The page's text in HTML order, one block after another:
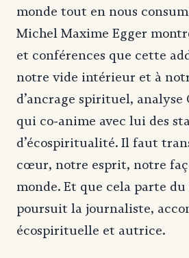
monde tout en nous
Michel Maxime Egger
et conférences que cette
notre vide intérieur et à
d’ancrage spirituel,
qui co-anime avec lui des
d’écospiritualité. Il faut
cœur, notre esprit, notre
monde. Et que cela parte
poursuit la journaliste,
écospirituelle et autrice.